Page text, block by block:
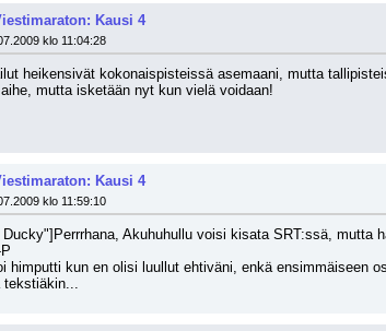
Kausi 4
klo 11:04:28
heikensivät kokonaispisteissä asemaani, mutta
mutta isketään nyt kun vielä voidaan!
Kausi 4
klo 11:59:10
Ducky"]Perrrhana, Akuhuhullu voisi kisata SRT:ssä,
himputti kun en olisi luullut ehtiväni, enkä ensimmäiseen
tekstiäkin...